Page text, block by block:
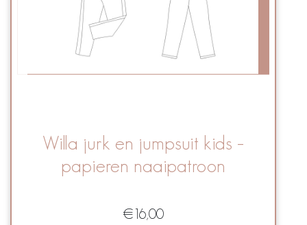
Willa jurk en jumpsuit kids –
papieren naaipatroon
€16,00